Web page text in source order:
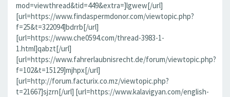
mod=viewthread&tid=449&extra=]lgwew[/url]
[url=https://www.findaspermdonor.com/viewtopic.php?
f=25&t=322094]bdrrb[/url]
[url=https://www.che0594.com/thread-3983-1-
1.html]qabzt[/url]
[url=https://www.fahrerlaubnisrecht.de/forum/viewtopic.php?
f=102&t=15129]mjhpx[/url]
[url=http://forum.facturix.co.mz/viewtopic.php?
t=21667]sjzrn[/url] [url=https://www.kalavigyan.com/english-